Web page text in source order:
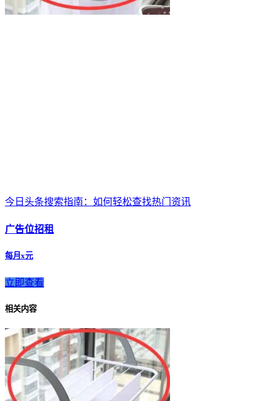
今日头条搜索指南：如何轻松查找热门资讯
广告位招租
每月x元
立即查看
相关内容